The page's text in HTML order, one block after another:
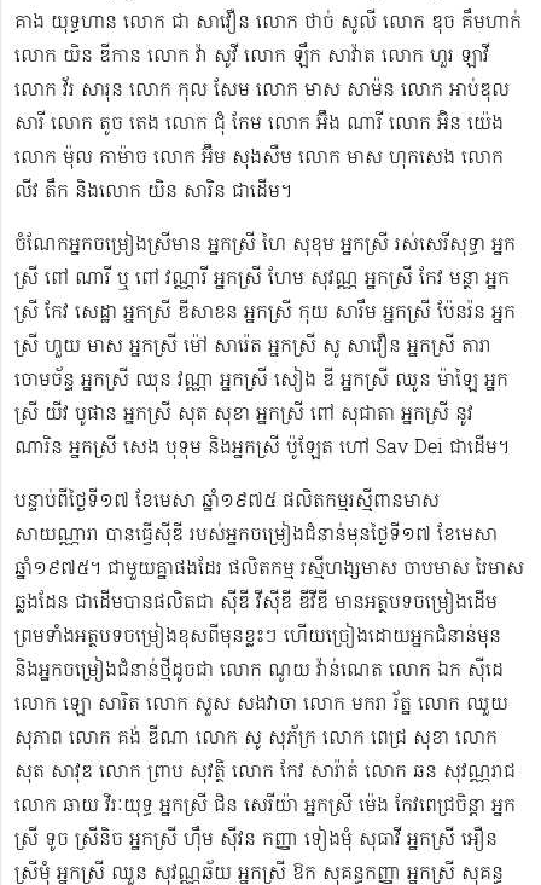
គាង យុទ្ធហាន លោក ជា សាវឿន លោក ថាច់ សូលី លោក ឌុច គឹមហាក់
លោក យិន ឌីកាន លោក វ៉ា សូវី លោក ឡឹក សាវ៉ាត លោក ហួរ ឡាវី
លោក វ័រ សារុន​ លោក កុល សែម លោក មាស សាម៉ន លោក អាប់ឌុល
សារី លោក តូច តេង លោក ជុំ កែម លោក អ៊ឹង ណារី លោក អ៊ិន យ៉េង​​
លោក ម៉ុល កាម៉ាច លោក អ៊ឹម សុងសឺម ​លោក មាស ហុក​សេង លោក​ ​​
លីវ តឹក និងលោក យិន សារិន ជាដើម។
ចំណែកអ្នកចម្រៀងស្រីមាន អ្នកស្រី ហៃ សុខុម​ អ្នកស្រី រស់សេរី​សុទ្ធា អ្នក
ស្រី ពៅ ណារី ឬ ពៅ វណ្ណារី អ្នកស្រី ហែម សុវណ្ណ អ្នកស្រី កែវ មន្ថា អ្នក
ស្រី កែវ សេដ្ឋា អ្នកស្រី ឌី​សាខន អ្នកស្រី កុយ សារឹម អ្នកស្រី ប៉ែនរ៉ន អ្នក
ស្រី ហួយ មាស អ្នកស្រី ម៉ៅ សារ៉េត ​អ្នកស្រី សូ សាវឿន អ្នកស្រី តារា
ចោម​ច័ន្ទ អ្នកស្រី ឈុន វណ្ណា អ្នកស្រី សៀង ឌី អ្នកស្រី ឈូន ម៉ាឡៃ អ្នក
ស្រី យីវ​ បូផាន​ អ្នកស្រី​ សុត សុខា អ្នកស្រី ពៅ សុជាតា អ្នកស្រី នូវ
ណារិន អ្នកស្រី សេង បុទុម និងអ្នកស្រី ប៉ូឡែត ហៅ Sav Dei ជាដើម។
បន្ទាប់​ពីថ្ងៃទី១៧ ខែមេសា ឆ្នាំ១៩៧៥​ ផលិតកម្មរស្មីពានមាស
សាយណ្ណារា បានធ្វើស៊ីឌី ​របស់អ្នកចម្រៀងជំនាន់មុនថ្ងៃទី១៧ ខែមេសា
ឆ្នាំ១៩៧៥។ ជាមួយគ្នាផងដែរ ផលិតកម្ម រស្មីហង្សមាស ចាបមាស រៃមាស​
ឆ្លងដែន ជាដើមបានផលិតជា ស៊ីឌី វីស៊ីឌី ឌីវីឌី មានអត្ថបទចម្រៀងដើម
ព្រមទាំងអត្ថបទចម្រៀងខុសពីមុន​ខ្លះៗ ហើយច្រៀងដោយអ្នកជំនាន់មុន
និងអ្នកចម្រៀងជំនាន់​ថ្មីដូចជា លោក ណូយ វ៉ាន់ណេត លោក ឯក ស៊ីដេ​​
លោក ឡោ សារិត លោក​​ សួស សងវាចា​ លោក មករា រ័ត្ន លោក ឈួយ
សុភាព លោក គង់ ឌីណា លោក សូ សុភ័ក្រ លោក ពេជ្រ សុខា លោក
សុត​ សាវុឌ លោក ព្រាប សុវត្ថិ លោក កែវ សារ៉ាត់ លោក ឆន សុវណ្ណរាជ
លោក ឆាយ វិរៈយុទ្ធ អ្នកស្រី ជិន សេរីយ៉ា អ្នកស្រី ម៉េង កែវពេជ្រចិន្តា អ្នក
ស្រី ទូច ស្រីនិច អ្នកស្រី ហ៊ឹម ស៊ីវន កញ្ញា​ ទៀងមុំ សុធាវី​​​ អ្នកស្រី អឿន
ស្រីមុំ អ្នកស្រី ឈួន សុវណ្ណឆ័យ អ្នកស្រី ឱក សុគន្ធកញ្ញា អ្នកស្រី សុគន្ធ